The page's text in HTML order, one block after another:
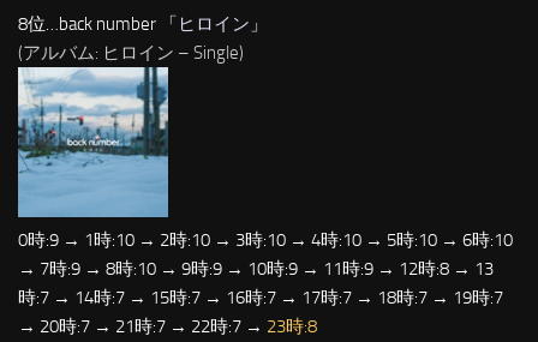
8位…back number 「 ヒロイン 」
(アルバム: ヒロイン – Single)
0時:9 → 1時:10 → 2時:10 → 3時:10 → 4時:10 → 5時:10 → 6時:10
→ 7時:9 → 8時:10 → 9時:9 → 10時:9 → 11時:9 → 12時:8 → 13
時:7 → 14時:7 → 15時:7 → 16時:7 → 17時:7 → 18時:7 → 19時:7
→ 20時:7 → 21時:7 → 22時:7 → 23時:8